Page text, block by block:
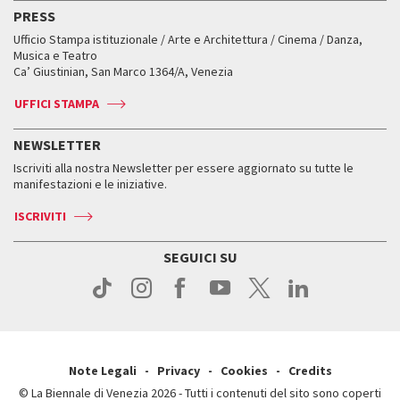
FAQ
Servizi al pubblico
Come raggiungerci
Press
Edizioni passate
Orari e sedi
Accrediti
Come raggiungerci
Orari e sedi
Biglietti
Accrediti
Come raggiungerci
Contatti
Press
Accrediti
Servizi al pubblico
Come raggiungerci
Press
Workshop di critica teatrale
Leone d’oro alla carriera
Leone d’argento
Edizioni passate
Orari e sedi
Biglietti
Servizi al pubblico
Come raggiungerci
Contatti
Mostre Virtuali
Fondi e Collezioni
Biennale College ASAC
ASAC DATI
Storia
Orari e sedi
PRESS
Ufficio Stampa istituzionale / Arte e Architettura / Cinema / Danza,
Musica e Teatro
Ca’ Giustinian, San Marco 1364/A, Venezia
UFFICI STAMPA
NEWSLETTER
Iscriviti alla nostra Newsletter per essere aggiornato su tutte le
manifestazioni e le iniziative.
ISCRIVITI
SEGUICI SU
Note Legali Privacy Cookies
Credits
© La Biennale di Venezia 2026 - Tutti i contenuti del sito sono coperti